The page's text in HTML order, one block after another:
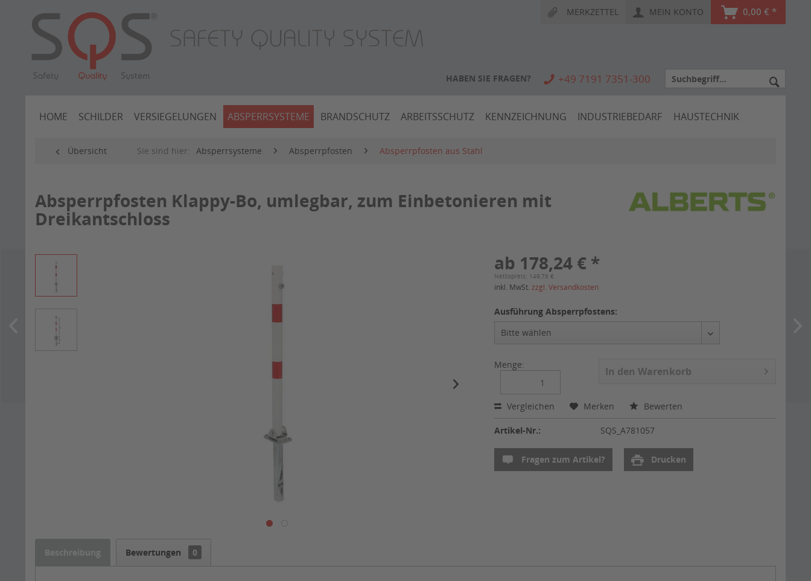
MERKZETTEL MEIN KONTO 0,00 € *
HABEN SIE FRAGEN? +49 7191 7351-300
HOME SCHILDER VERSIEGELUNGEN ABSPERRSYSTEME BRANDSCHUTZ ARBEITSSCHUTZ KENNZEICHNUNG INDUSTRIEBEDARF HAUSTECHNIK
Übersicht Sie sind hier: Absperrsysteme Absperrpfosten Absperrpfosten aus Stahl
Absperrpfosten Klappy-Bo, umlegbar, zum Einbetonieren mit
Dreikantschloss
ab 178,24 € *
Nettopreis: 149,78 €
inkl. MwSt.zzgl. Versandkosten
Ausführung Absperrpfostens:
Menge:
In den Warenkorb
Vergleichen Merken Bewerten
Artikel-Nr.: SQS_A781057
Fragen zum Artikel? Drucken
Beschreibung Bewertungen 0